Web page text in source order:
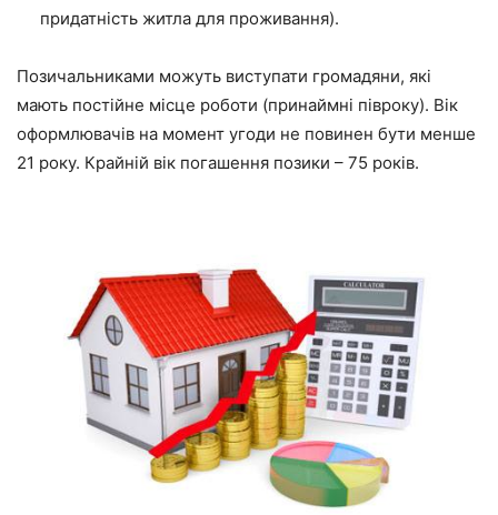
придатність житла для проживання).
Позичальниками можуть виступати громадяни, які
мають постійне місце роботи (принаймні півроку). Вік
оформлювачів на момент угоди не повинен бути менше
21 року. Крайній вік погашення позики – 75 років.